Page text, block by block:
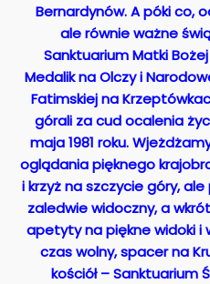
Bernardynów. A póki co,
ale równie ważne
Sanktuarium Matki
Medalik na Olczy i
Fatimskiej na
górali za cud ocalenia
maja 1981 roku.
oglądania pięknego
i krzyż na szczycie góry,
zaledwie widoczny, a
apetyty na piękne widoki i
czas wolny, spacer na
kościół – Sanktuarium